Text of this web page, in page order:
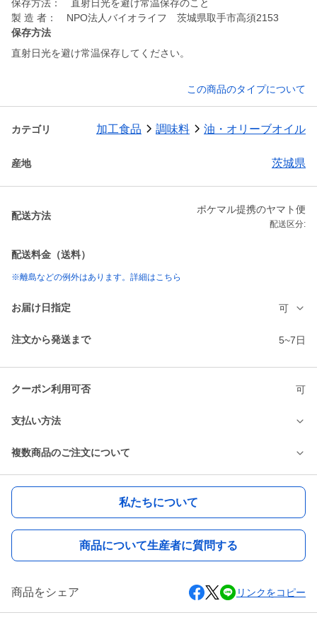
保存方法： 直射日光を避け常温保存のこと
製 造 者： NPO法人バイオライフ 茨城県取手市高須2153
保存方法
直射日光を避け常温保存してください。
この商品のタイプについて
カテゴリ 加工食品 調味料 油・オリーブオイル
産地 茨城県
配送方法
ポケマル提携のヤマト便
配送区分:
配送料金（送料）
※離島などの例外はあります。詳細はこちら
お届け日指定 可
注文から発送まで 5~7日
クーポン利用可否 可
支払い方法
複数商品のご注文について
私たちについて
商品について生産者に質問する
商品をシェア リンクをコピー